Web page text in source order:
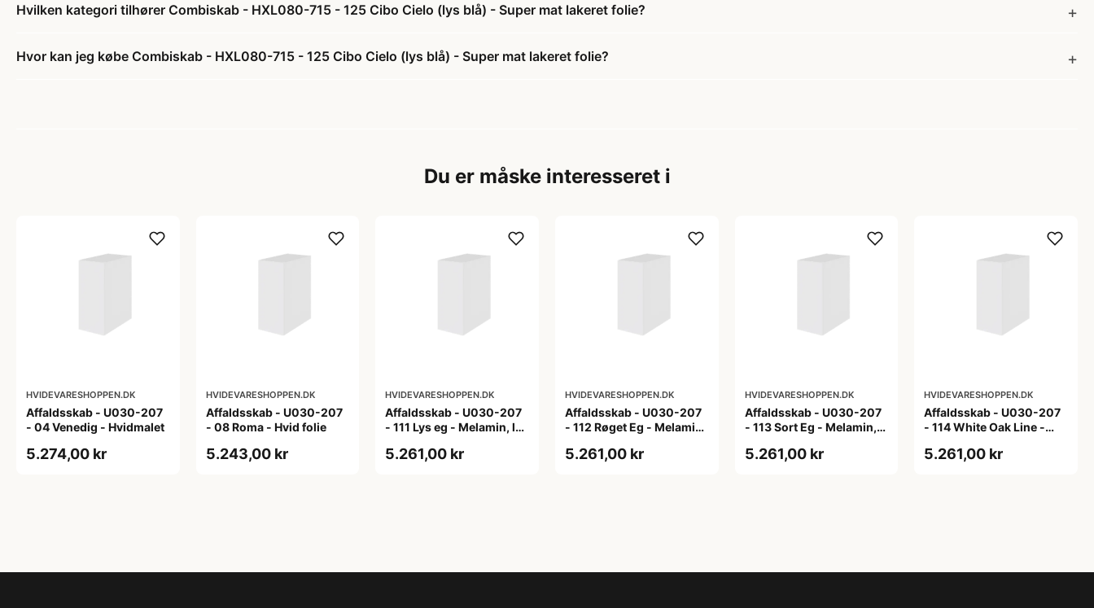
Hvilken kategori tilhører Combiskab - HXL080-715 - 125 Cibo Cielo (lys blå) - Super mat lakeret folie?
Hvor kan jeg købe Combiskab - HXL080-715 - 125 Cibo Cielo (lys blå) - Super mat lakeret folie?
Du er måske interesseret i
HVIDEVARESHOPPEN.DK
Affaldsskab - U030-207
- 04 Venedig - Hvidmalet
5.274,00 kr
HVIDEVARESHOPPEN.DK
Affaldsskab - U030-207
- 08 Roma - Hvid folie
5.243,00 kr
HVIDEVARESHOPPEN.DK
Affaldsskab - U030-207
- 111 Lys eg - Melamin, lys
5.261,00 kr
HVIDEVARESHOPPEN.DK
Affaldsskab - U030-207
- 112 Røget Eg - Melamin,
5.261,00 kr
HVIDEVARESHOPPEN.DK
Affaldsskab - U030-207
- 113 Sort Eg - Melamin,
5.261,00 kr
HVIDEVARESHOPPEN.DK
Affaldsskab - U030-207
- 114 White Oak Line -
5.261,00 kr